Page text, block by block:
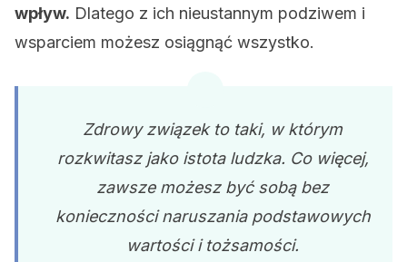
wpływ. Dlatego z ich nieustannym podziwem i
wsparciem możesz osiągnąć wszystko.
Zdrowy związek to taki, w którym
rozkwitasz jako istota ludzka. Co więcej,
zawsze możesz być sobą bez
konieczności naruszania podstawowych
wartości i tożsamości.